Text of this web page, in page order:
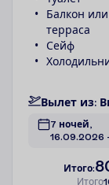
Балкон или
терраса
Сейф
Вылет из: В
7 ночей,
16.09.2026 -
Итого:
Итого